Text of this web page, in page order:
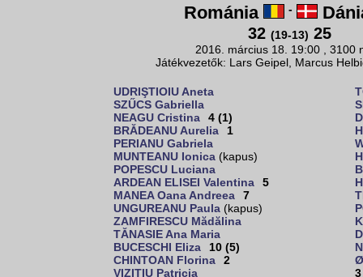
Románia -
32 (19-13) 25
2016. március 18. 19:00 , 3100
Játékvezetők: Lars Geipel, Marcus
UDRIŞTIOIU Aneta
SZŰCS Gabriella
NEAGU Cristina
4 (1)
BRĂDEANU Aurelia
1
PERIANU Gabriela
MUNTEANU Ionica (kapus)
POPESCU Luciana
ARDEAN ELISEI Valentina
5
MANEA Oana Andreea
7
UNGUREANU Paula (kapus)
ZAMFIRESCU Mădălina
TĂNASIE Ana Maria
BUCESCHI Eliza
10 (5)
CHINTOAN Florina
2
VIZITIU Patricia
3